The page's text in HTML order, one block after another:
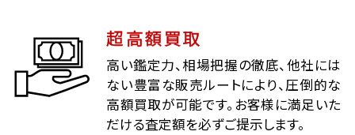
超高額買取
高い鑑定力、相場把握の徹底、他社には
ない豊富な販売ルートにより、圧倒的な
高額買取が可能です。お客様に満足いた
だける査定額を必ずご提示します。